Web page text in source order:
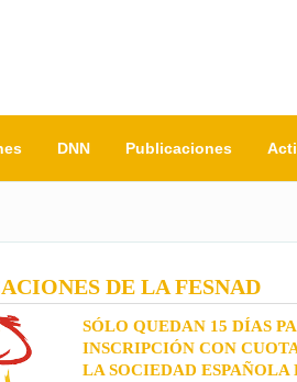
DNN Publicaciones
DE LA FESNAD
SÓLO QUEDAN 15 DÍAS
INSCRIPCIÓN CON
LA SOCIEDAD